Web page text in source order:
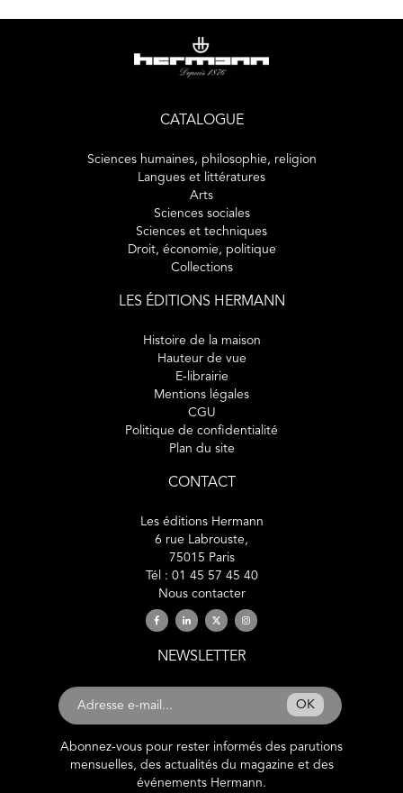
Dans ce nouvel ouvrage, il aborde des aspects inédits ou
revisite des thématiques dont on ne paraît pas bien avoir
saisi toute la complexité. À travers une dizaine de textes
distinction, du caractère équivoque de certains signaux,
et-vient étonnants entre réalité et œuvres de fiction), il
nous offre de quoi stimuler abondamment la réflexion en
un domaine où le prêt-à-penser règne souvent.
CATALOGUE
Sciences humaines, philosophie, religion
Langues et littératures
Arts
Sciences sociales
Sciences et techniques
Droit, économie, politique
Collections
LES ÉDITIONS HERMANN
Histoire de la maison
Hauteur de vue
E-librairie
Mentions légales
CGU
Politique de confidentialité
Plan du site
CONTACT
Les éditions Hermann
6 rue Labrouste,
75015 Paris
Tél : 01 45 57 45 40
Nous contacter
NEWSLETTER
OK
Abonnez-vous pour rester informés des parutions
mensuelles, des actualités du magazine et des
événements Hermann.